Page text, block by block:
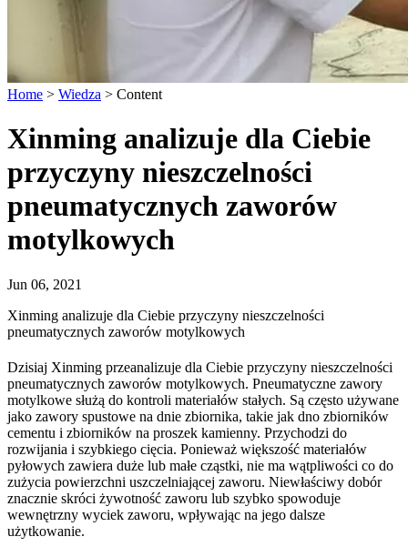
Home > Wiedza > Content
Xinming analizuje dla Ciebie
przyczyny nieszczelności
pneumatycznych zaworów
motylkowych
Jun 06, 2021
Xinming analizuje dla Ciebie przyczyny nieszczelności
pneumatycznych zaworów motylkowych
Dzisiaj Xinming przeanalizuje dla Ciebie przyczyny nieszczelności
pneumatycznych zaworów motylkowych. Pneumatyczne zawory
motylkowe służą do kontroli materiałów stałych. Są często używane
jako zawory spustowe na dnie zbiornika, takie jak dno zbiorników
cementu i zbiorników na proszek kamienny. Przychodzi do
rozwijania i szybkiego cięcia. Ponieważ większość materiałów
pyłowych zawiera duże lub małe cząstki, nie ma wątpliwości co do
zużycia powierzchni uszczelniającej zaworu. Niewłaściwy dobór
znacznie skróci żywotność zaworu lub szybko spowoduje
wewnętrzny wyciek zaworu, wpływając na jego dalsze
użytkowanie.